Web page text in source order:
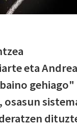
eta Andrea
gehiago"